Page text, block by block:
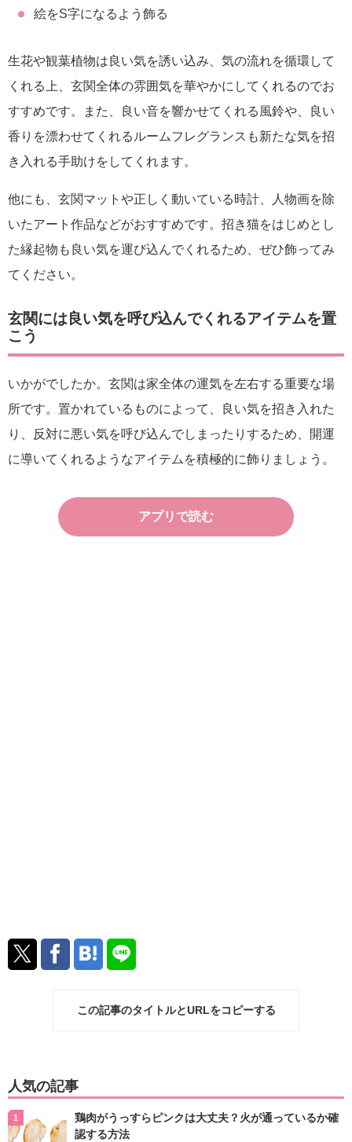
絵をS字になるよう飾る
生花や観葉植物は良い気を誘い込み、気の流れを循環して
くれる上、玄関全体の雰囲気を華やかにしてくれるのでお
すすめです。また、良い音を響かせてくれる風鈴や、良い
香りを漂わせてくれるルームフレグランスも新たな気を招
き入れる手助けをしてくれます。
他にも、玄関マットや正しく動いている時計、人物画を除
いたアート作品などがおすすめです。招き猫をはじめとし
た縁起物も良い気を運び込んでくれるため、ぜひ飾ってみ
てください。
玄関には良い気を呼び込んでくれるアイテムを置
こう
いかがでしたか。玄関は家全体の運気を左右する重要な場
所です。置かれているものによって、良い気を招き入れた
り、反対に悪い気を呼び込んでしまったりするため、開運
に導いてくれるようなアイテムを積極的に飾りましょう。
アプリで読む
この記事のタイトルとURLをコピーする
人気の記事
鶏肉がうっすらピンクは大丈夫？火が通っているか確
認する方法